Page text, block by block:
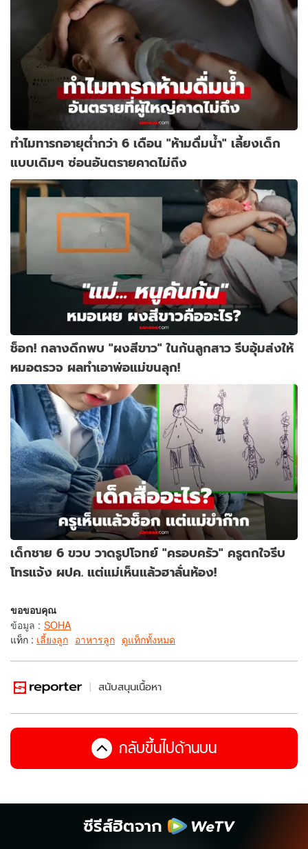
ทำไมทารกอายุต่ำกว่า 6 เดือน "ห้ามดื่มน้ำ" เลี้ยงเด็ก
แบบเดิมๆ ซ่อนอันตรายคาดไม่ถึง
ช็อก! กลางดึกพบ "ผงสีขาว" ในก้นลูกสาว รีบอุ้มส่งให้
หมอตรวจ ผลทำเอาพ่อแม่ขนลุก!
เด็กชาย 6 ขวบ วาดรูปโจทย์ "ครอบครัว" ครูตกใจรีบ
โทรแจ้ง ผปค. แต่แม่เห็นแล้วฮาลั่นห้อง!
ขอขอบคุณ
ข้อมูล : SOHA
แท็ก : เลี้ยงลูก อาหารลูก ดูแท็กทั้งหมด
สนับสนุนเนื้อหา
กลับขึ้นไปด้านบน
ซีรีส์ฮิตจาก